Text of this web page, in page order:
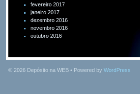
fevereiro 2017
janeiro 2017
dezembro 2016
novembro 2016
outubro 2016
© 2026 Depósito na WEB • Powered by WordPress